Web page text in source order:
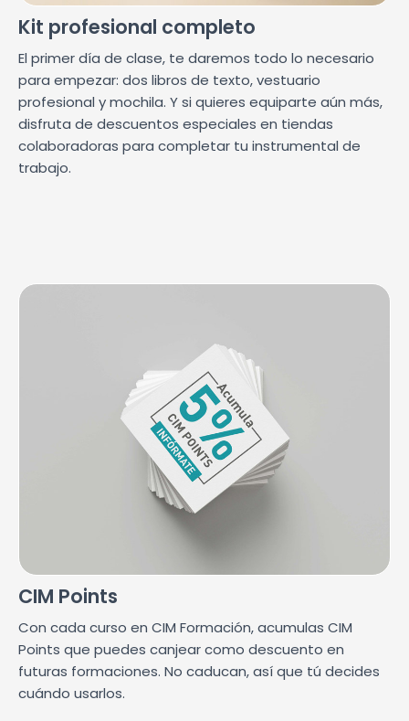
Kit profesional completo
El primer día de clase, te daremos todo lo necesario
para empezar: dos libros de texto, vestuario
profesional y mochila. Y si quieres equiparte aún más,
disfruta de descuentos especiales en tiendas
colaboradoras para completar tu instrumental de
trabajo.
CIM Points
Con cada curso en CIM Formación, acumulas CIM
Points que puedes canjear como descuento en
futuras formaciones. No caducan, así que tú decides
cuándo usarlos.